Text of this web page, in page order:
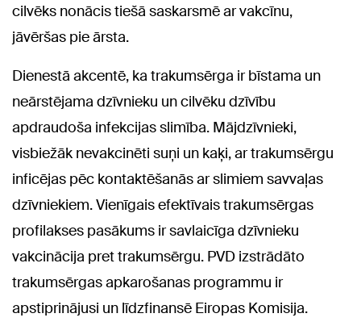
cilvēks nonācis tiešā saskarsmē ar vakcīnu,
jāvēršas pie ārsta.
Dienestā akcentē, ka trakumsērga ir bīstama un
neārstējama dzīvnieku un cilvēku dzīvību
apdraudoša infekcijas slimība. Mājdzīvnieki,
visbiežāk nevakcinēti suņi un kaķi, ar trakumsērgu
inficējas pēc kontaktēšanās ar slimiem savvaļas
dzīvniekiem. Vienīgais efektīvais trakumsērgas
profilakses pasākums ir savlaicīga dzīvnieku
vakcinācija pret trakumsērgu. PVD izstrādāto
trakumsērgas apkarošanas programmu ir
apstiprinājusi un līdzfinansē Eiropas Komisija.